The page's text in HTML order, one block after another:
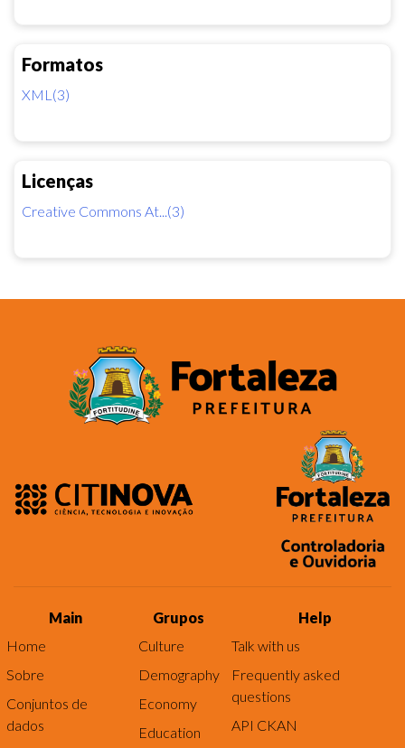
Formatos
XML(3)
Licenças
Creative Commons At...(3)
Main
Home
Sobre
Conjuntos de
dados
Grupos
Culture
Demography
Economy
Education
Help
Talk with us
Frequently asked
questions
API CKAN